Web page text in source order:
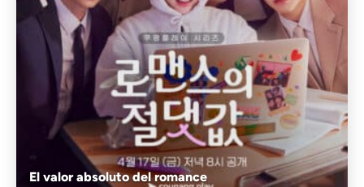
El valor absoluto del romance